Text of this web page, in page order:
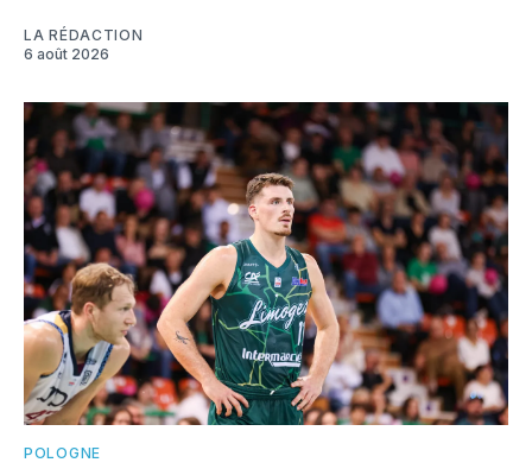
LA RÉDACTION
6 août 2026
POLOGNE